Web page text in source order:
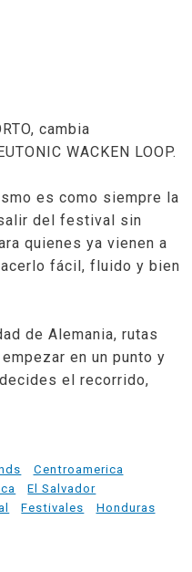
cambia
WACKEN LOOP.
es como siempre la
del festival sin
quienes ya vienen a
fácil, fluido y bien
de Alemania, rutas
en un punto y
el recorrido,
Centroamerica
El Salvador
Festivales
Honduras